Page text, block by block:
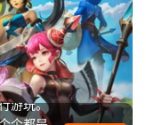
用 资讯
或者身
实的物
能沉浸
这些游
游玩。
个都是